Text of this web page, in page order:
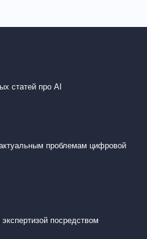
статей про AI
проблемам цифровой
посредством